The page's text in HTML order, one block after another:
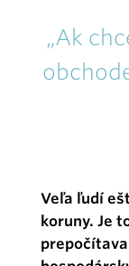
„Ak
Veľa ľudí
koruny. Je